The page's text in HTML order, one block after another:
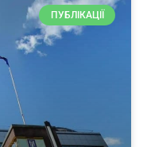
ПУБЛІКАЦІЇ